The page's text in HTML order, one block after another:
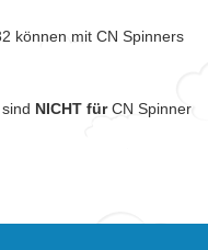
können mit CN Spinners
NICHT fürCN Spinner